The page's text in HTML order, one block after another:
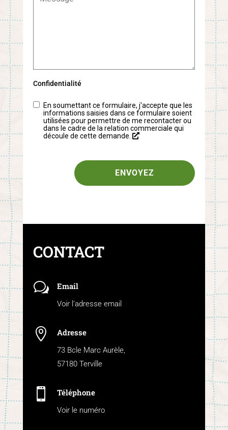
Confidentialité
En soumettant ce formulaire, j'accepte que les
informations saisies dans ce formulaire soient
utilisées pour permettre de me recontacter ou
dans le cadre de la relation commerciale qui
découle de cette demande.
ENVOYEZ
CONTACT
w Email
Voir l'adresse email
 Adresse
73 Bcle Marc Aurèle,
57180 Terville
 Téléphone
Voir le numéro